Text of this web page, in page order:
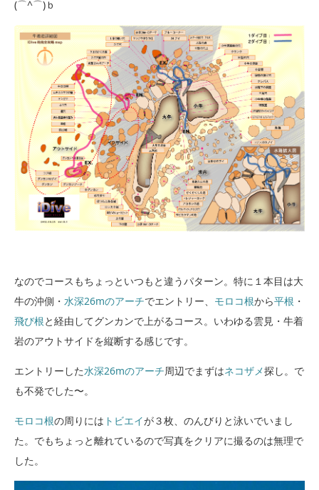
(⌒^⌒)ｂ
なのでコースもちょっといつもと違うパターン。特に１本目は大
牛の沖側・ 水深26mのアーチでエントリー、 モロコ根から平根 ・
飛び根と経由してグンカンで上がるコース。いわゆる雲見・牛着
岩のアウトサイドを縦断する感じです。
エントリーした水深26mのアーチ周辺でまずはネコザメ探し。で
も不発でした〜。
モロコ根の周りには トビエイが３枚、のんびりと泳いでいまし
た。でもちょっと離れているので写真をクリアに撮るのは無理で
した。